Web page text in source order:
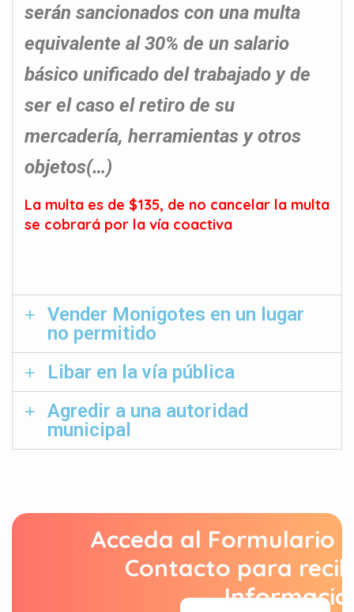
serán sancionados con una multa
equivalente al 30% de un salario
básico unificado del trabajado y de
ser el caso el retiro de su
mercadería, herramientas y otros
objetos(…)
La multa es de $135, de no cancelar la multa
se cobrará por la vía coactiva
Vender Monigotes en un lugar
no permitido
Libar en la vía pública
Agredir a una autoridad
municipal
Acceda al Formulario
Contacto para